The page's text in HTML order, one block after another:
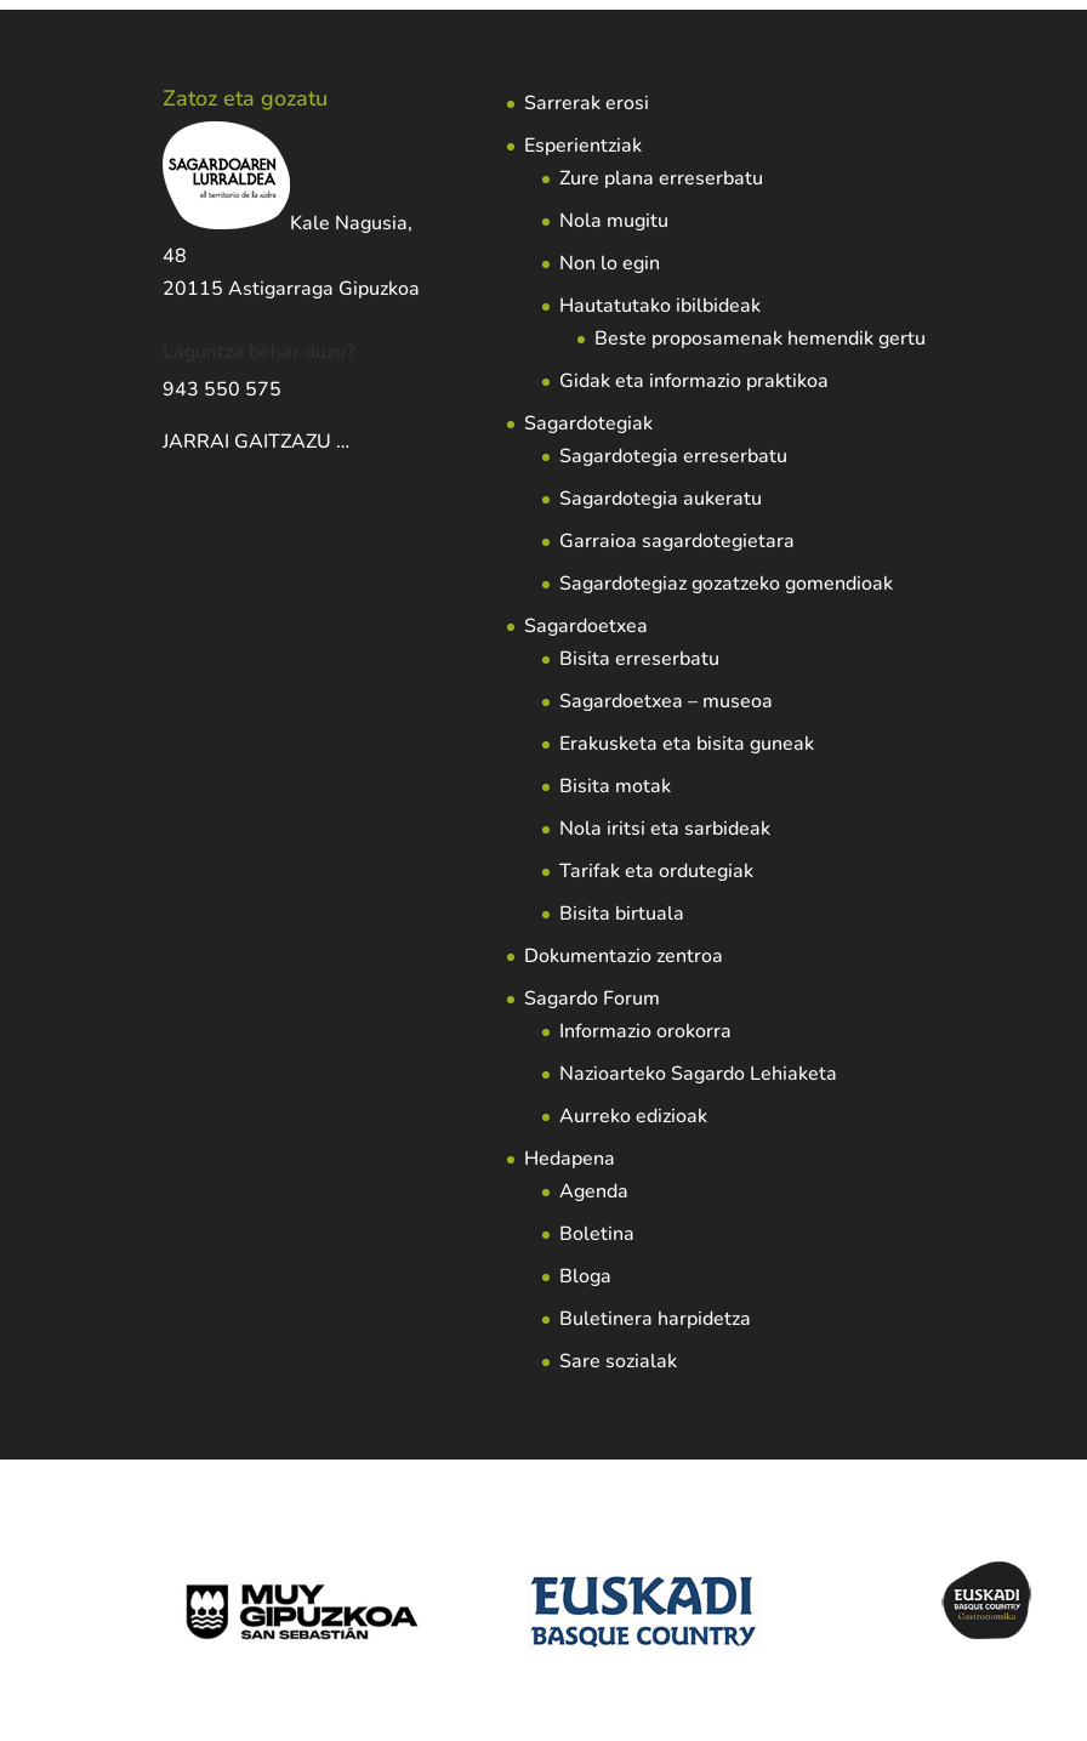
Zatoz eta gozatu
Kale Nagusia,
48
20115 Astigarraga Gipuzkoa
943 550 575
JARRAI GAITZAZU …
Sarrerak erosi
Esperientziak
Zure plana erreserbatu
Nola mugitu
Non lo egin
Hautatutako ibilbideak
Beste proposamenak hemendik gertu
Gidak eta informazio praktikoa
Sagardotegiak
Sagardotegia erreserbatu
Sagardotegia aukeratu
Garraioa sagardotegietara
Sagardotegiaz gozatzeko gomendioak
Sagardoetxea
Bisita erreserbatu
Sagardoetxea – museoa
Erakusketa eta bisita guneak
Bisita motak
Nola iritsi eta sarbideak
Tarifak eta ordutegiak
Bisita birtuala
Dokumentazio zentroa
Sagardo Forum
Informazio orokorra
Nazioarteko Sagardo Lehiaketa
Aurreko edizioak
Hedapena
Agenda
Boletina
Bloga
Buletinera harpidetza
Sare sozialak